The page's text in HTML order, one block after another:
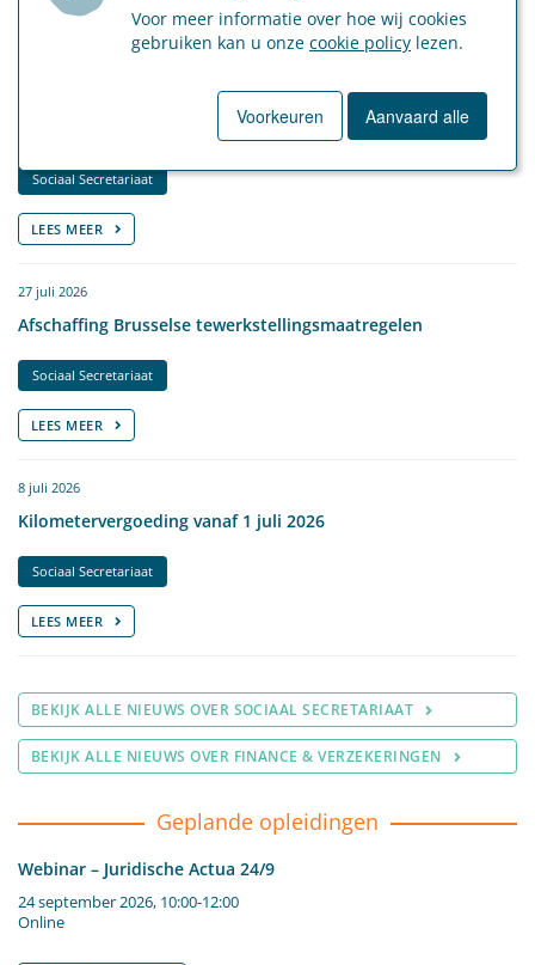
Laatste nieuws
Aanpassing leer- en stagevergoedingen vanaf 1 juli 2026
Sociaal Secretariaat
LEES MEER
27 juli 2026
Afschaffing Brusselse tewerkstellingsmaatregelen
Sociaal Secretariaat
LEES MEER
8 juli 2026
Kilometervergoeding vanaf 1 juli 2026
Sociaal Secretariaat
LEES MEER
BEKIJK ALLE NIEUWS OVER SOCIAAL SECRETARIAAT
BEKIJK ALLE NIEUWS OVER FINANCE & VERZEKERINGEN
Geplande opleidingen
Webinar – Juridische Actua 24/9
24 september 2026, 10:00-12:00
Online
Voor meer informatie over hoe wij cookies
gebruiken kan u onze cookie policy lezen.
Voorkeuren Aanvaard alle